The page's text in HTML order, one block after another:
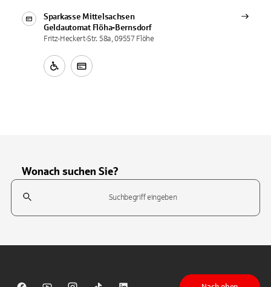
Sparkasse Mittelsachsen
Geldautomat Flöha-Bernsdorf
Fritz-Heckert-Str. 58a, 09557 Flöhe
Wonach suchen Sie?
Suchfeld